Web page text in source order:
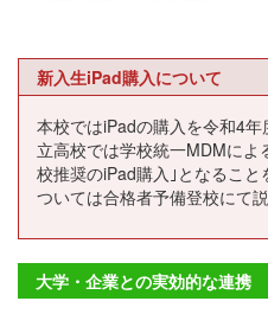
新入生iPad購入について
本校ではiPadの購入を令和4
立高校では学校統一MDMに
校推奨のiPad購入｣となるこ
ついては合格者予備登校にて説
大学・企業との実効的な連携